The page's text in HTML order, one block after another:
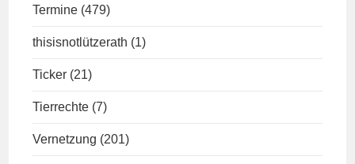
Termine (479)
thisisnotlützerath (1)
Ticker (21)
Tierrechte (7)
Vernetzung (201)